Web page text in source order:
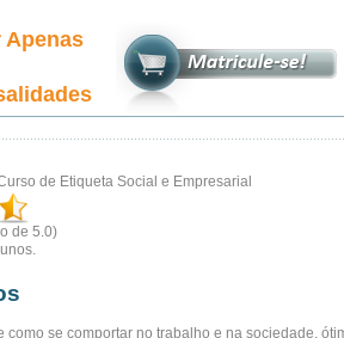
Apenas
de Etiqueta Social e Empresarial
de 5.0)
como se comportar no trabalho e na sociedade,